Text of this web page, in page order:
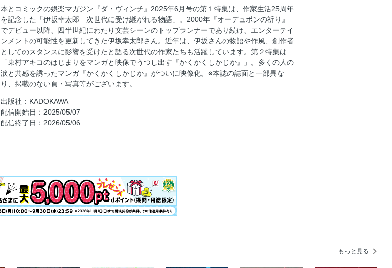
古田新太
八木勇征（FANTASTICS）
井上瑞稀（KEY TO LIT）
『珈琲怪談』恩田 陸
『ありか』瀬尾まいこ
『YABUNONAKA—ヤブノナカ—』金原ひとみ
『ノー・アニマルズ』鈴木涼美
『受け手のいない祈り』朝比奈 秋
加藤俊甫「煙の中に在る話」
小原 晩「ふんだりけったりファミレスいったり」
穂村 弘「短歌ください」
本とコミックの娯楽マガジン『ダ・ヴィンチ』2025年6月号の第１特集は、作家生活25周年
を記念した「伊坂幸太郎 次世代に受け継がれる物語」。2000年『オーデュボンの祈り』
でデビュー以降、四半世紀にわたり文芸シーンのトップランナーであり続け、エンターテイ
ンメントの可能性を更新してきた伊坂幸太郎さん。近年は、伊坂さんの物語や作風、創作者
としてのスタンスに影響を受けたと語る次世代の作家たちも活躍しています。第２特集は
「東村アキコのはじまりをマンガと映像でうつし出す『かくかくしかじか』」。多くの人の
涙と共感を誘ったマンガ『かくかくしかじか』がついに映像化。※本誌の誌面と一部異な
り、掲載のない頁・写真等がございます。
出版社：KADOKAWA
配信開始日：2025/05/07
配信終了日：2026/05/06
もっと見る